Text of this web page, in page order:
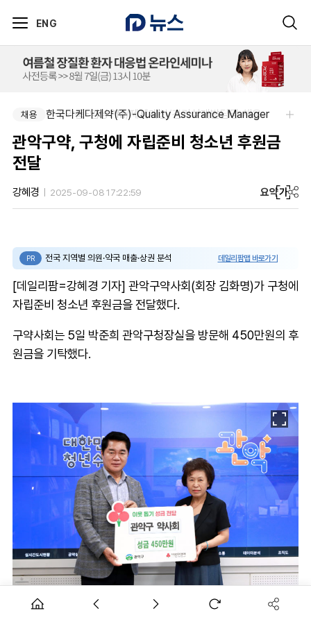
ENG
채용 한국다케다제약(주)-Quality Assurance Manager
채용 아주약품-임상PM/제제개선/건기식개발담당 채용
관악구약, 구청에 자립준비 청소년 후원금
전달
강혜경 2025-09-08 17:22:59 요약가
PR 전국 지역별 의원·약국 매출·상권 분석 데일리팜맵 바로가기
[데일리팜=강혜경 기자] 관악구약사회(회장 김화명)가 구청에
자립준비 청소년 후원금을 전달했다.
구약사회는 5일 박준희 관악구청장실을 방문해 450만원의 후
원금을 기탁했다.